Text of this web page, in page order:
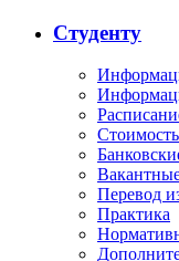
Студенту
Перевод
Практика